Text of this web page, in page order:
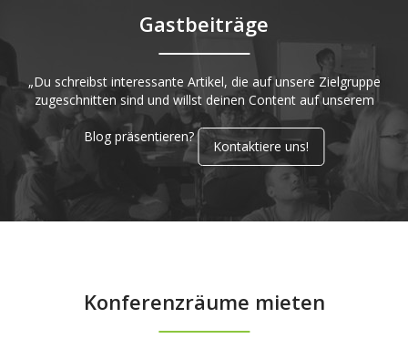
Gastbeiträge
„Du schreibst interessante Artikel, die auf unsere Zielgruppe
zugeschnitten sind und willst deinen Content auf unserem
Blog präsentieren?
Kontaktiere uns!
Konferenzräume mieten